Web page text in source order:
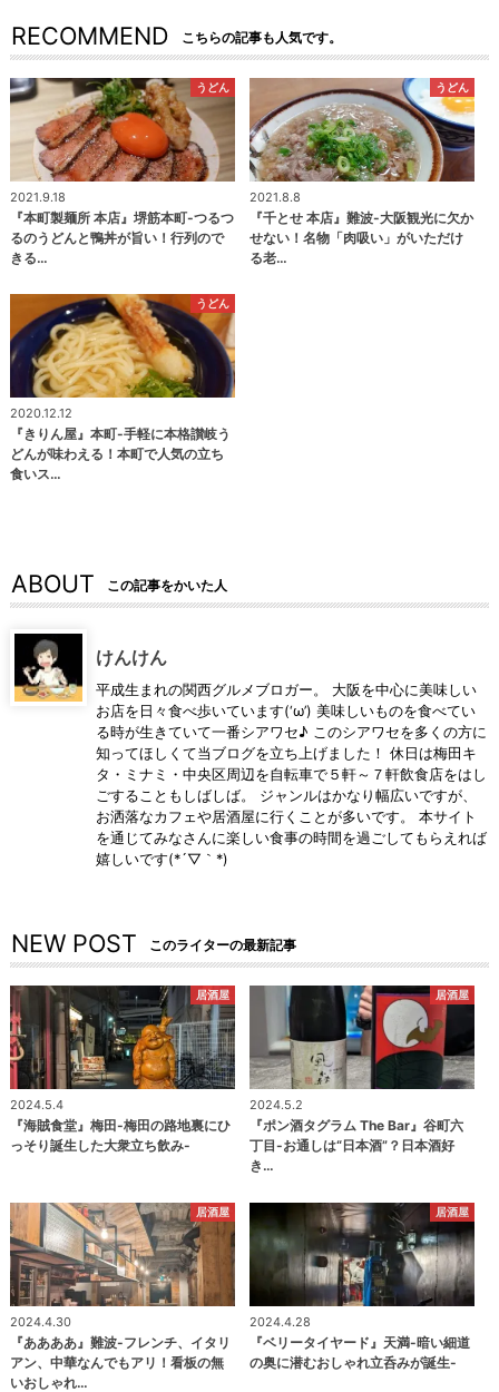
RECOMMEND こちらの記事も人気です。
うどん
2021.9.18
『本町製麺所 本店』堺筋本町-つるつ
るのうどんと鴨丼が旨い！行列ので
きる…
うどん
2021.8.8
『千とせ 本店』難波-大阪観光に欠か
せない！名物「肉吸い」がいただけ
る老…
うどん
2020.12.12
『きりん屋』本町-手軽に本格讃岐う
どんが味わえる！本町で人気の立ち
食いス…
ABOUT この記事をかいた人
けんけん
平成生まれの関西グルメブロガー。 大阪を中心に美味しい
お店を日々食べ歩いています(‘ω’) 美味しいものを食べてい
る時が生きていて一番シアワセ♪ このシアワセを多くの方に
知ってほしくて当ブログを立ち上げました！ 休日は梅田キ
タ・ミナミ・中央区周辺を自転車で５軒～７軒飲食店をはし
ごすることもしばしば。 ジャンルはかなり幅広いですが、
お洒落なカフェや居酒屋に行くことが多いです。 本サイト
を通じてみなさんに楽しい食事の時間を過ごしてもらえれば
嬉しいです(*´▽｀*)
NEW POST このライターの最新記事
居酒屋
2024.5.4
『海賊食堂』梅田-梅田の路地裏にひ
っそり誕生した大衆立ち飲み-
居酒屋
2024.5.2
『ポン酒タグラム The Bar』谷町六
丁目-お通しは“日本酒”？日本酒好
き…
居酒屋
2024.4.30
『ああああ』難波-フレンチ、イタリ
アン、中華なんでもアリ！看板の無
いおしゃれ…
居酒屋
2024.4.28
『ベリータイヤード』天満-暗い細道
の奥に潜むおしゃれ立呑みが誕生-